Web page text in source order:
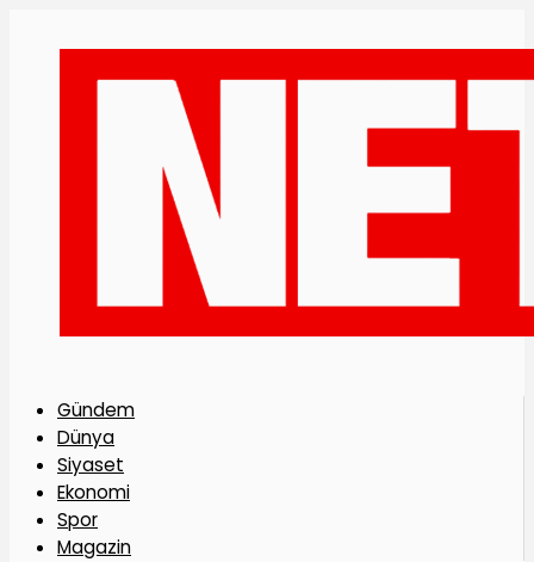
Gündem
Dünya
Siyaset
Ekonomi
Spor
Magazin